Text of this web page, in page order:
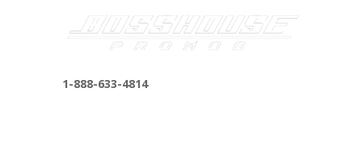
1-888-633-4814